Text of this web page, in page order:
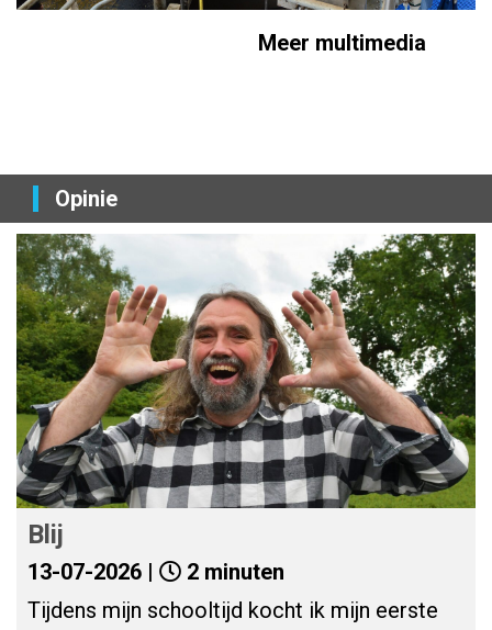
Meer multimedia
Opinie
Blij
13-07-2026 |
2 minuten
Tijdens mijn schooltijd kocht ik mijn eerste